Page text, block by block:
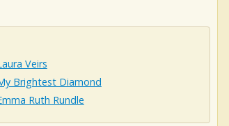
Veirs
Brightest Diamond
Ruth Rundle